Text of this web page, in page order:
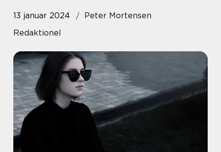
13 januar 2024
Peter Mortensen
Redaktionel